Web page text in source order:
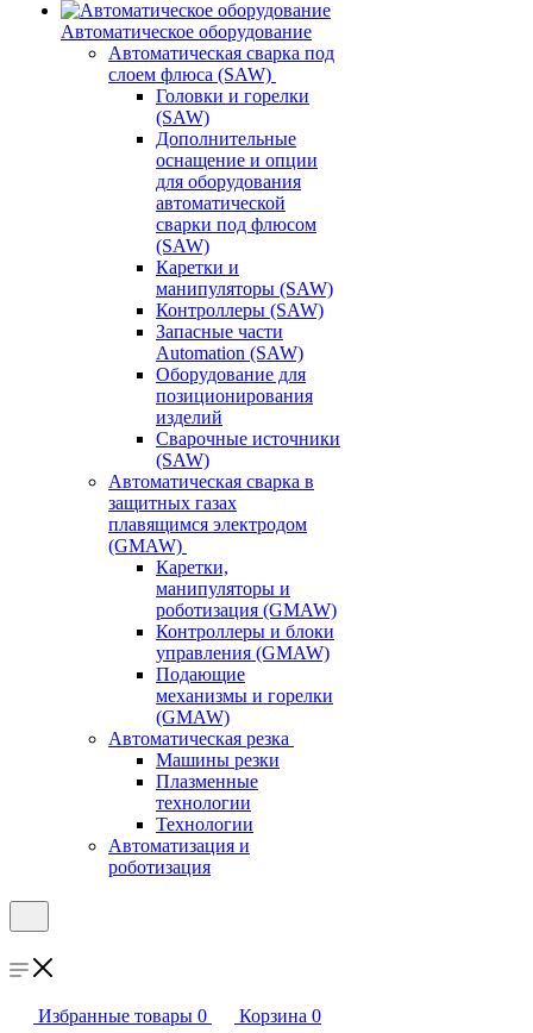
Автоматическое оборудование
Автоматическая сварка под
слоем флюса (SAW)
Головки и горелки
(SAW)
Дополнительные
оснащение и опции
для оборудования
автоматической
сварки под флюсом
(SAW)
Каретки и
манипуляторы (SAW)
Контроллеры (SAW)
Запасные части
Automation (SAW)
Оборудование для
позиционирования
изделий
Сварочные источники
(SAW)
Автоматическая сварка в
защитных газах
плавящимся электродом
(GMAW)
Каретки,
манипуляторы и
роботизация (GMAW)
Контроллеры и блоки
управления (GMAW)
Подающие
механизмы и горелки
(GMAW)
Автоматическая резка
Машины резки
Плазменные
технологии
Технологии
Автоматизация и
роботизация
Избранные товары 0 Корзина 0